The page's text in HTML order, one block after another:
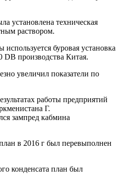
установлена техническая
раствором.
буровая установка
DB производства Китая.
увеличил показатели по
работы предприятий
Г.
зампред кабмина
в 2016 г был перевыполнен
конденсата план был